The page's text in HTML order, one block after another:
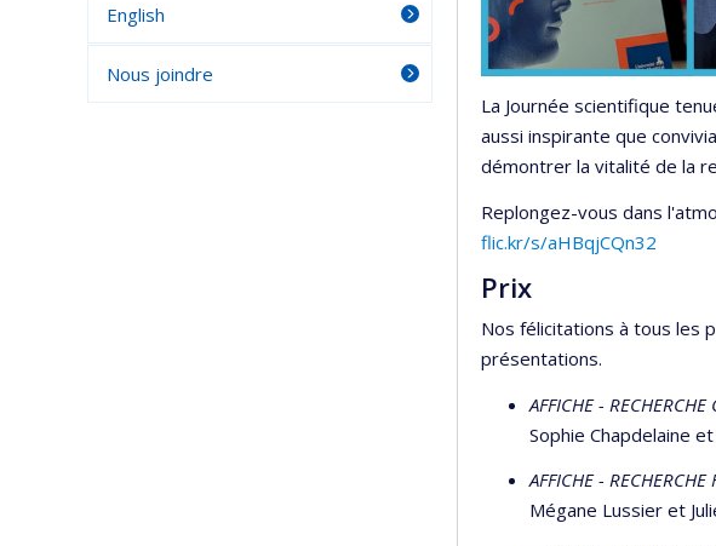
La Journée scientifique
aussi inspirante que
démontrer la vitalité de la
Replongez-vous dans
flic.kr/s/aHBqjCQn32
Prix
Nos félicitations à tous les
présentations.
AFFICHE -
Sophie Chapdelaine
AFFICHE -
Mégane Lussier et
English
Nous joindre